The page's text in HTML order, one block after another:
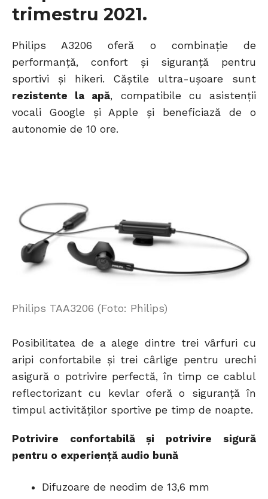
trimestru 2021.
Philips A3206 oferă o combinație de
performanță, confort și siguranță pentru
sportivi și hikeri. Căștile ultra-ușoare sunt
rezistente la apă, compatibile cu asistenții
vocali Google și Apple și beneficiază de o
autonomie de 10 ore.
Philips TAA3206 (Foto: Philips)
Posibilitatea de a alege dintre trei vârfuri cu
aripi confortabile și trei cârlige pentru urechi
asigură o potrivire perfectă, în timp ce cablul
reflectorizant cu kevlar oferă o siguranță în
timpul activităților sportive pe timp de noapte.
Potrivire confortabilă și potrivire sigură
pentru o experiență audio bună
Difuzoare de neodim de 13,6 mm